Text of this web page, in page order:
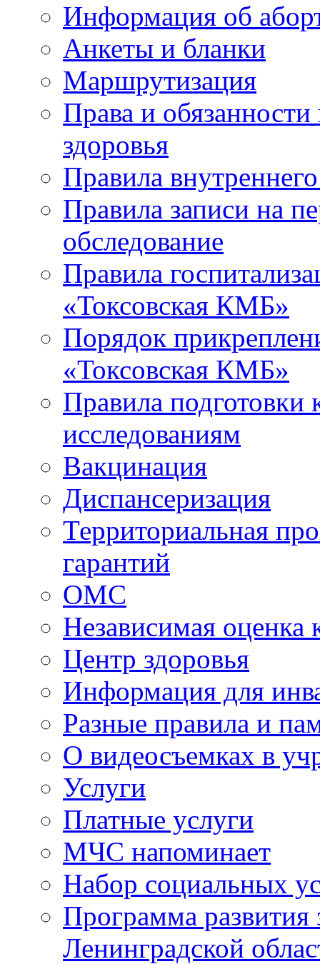
Информация об
Анкеты и бланки
Маршрутизация
Права и
здоровья
Правила
Правила записи на
обследование
Правила
«Токсовская КМБ»
Порядок
«Токсовская КМБ»
Правила подготовки
исследованиям
Вакцинация
Диспансеризация
Территориальная
гарантий
ОМС
Независимая оценка
Центр здоровья
Информация для
Разные правила и
О видеосъемках в
Услуги
Платные услуги
МЧС напоминает
Набор социальных
Программа развития
Ленинградской